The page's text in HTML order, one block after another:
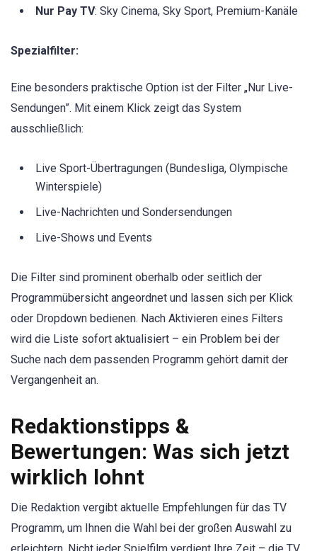
Nur Pay TV: Sky Cinema, Sky Sport, Premium-Kanäle
Spezialfilter:
Eine besonders praktische Option ist der Filter „Nur Live-
Sendungen”. Mit einem Klick zeigt das System
ausschließlich:
Live Sport-Übertragungen (Bundesliga, Olympische
Winterspiele)
Live-Nachrichten und Sondersendungen
Live-Shows und Events
Die Filter sind prominent oberhalb oder seitlich der
Programmübersicht angeordnet und lassen sich per Klick
oder Dropdown bedienen. Nach Aktivieren eines Filters
wird die Liste sofort aktualisiert – ein Problem bei der
Suche nach dem passenden Programm gehört damit der
Vergangenheit an.
Redaktionstipps &
Bewertungen: Was sich jetzt
wirklich lohnt
Die Redaktion vergibt aktuelle Empfehlungen für das TV
Programm, um Ihnen die Wahl bei der großen Auswahl zu